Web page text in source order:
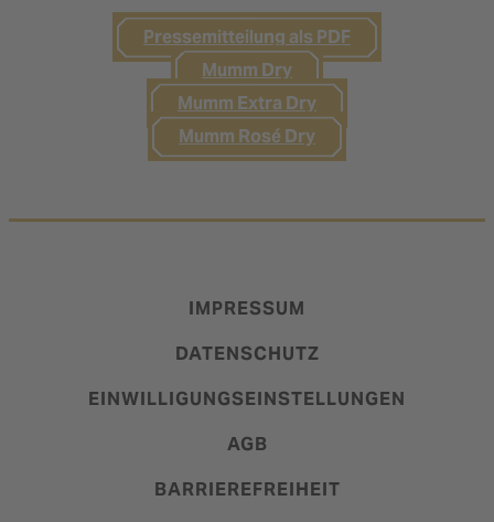
Pressemitteilung als PDF
Mumm Dry
Mumm Extra Dry
Mumm Rosé Dry
IMPRESSUM
DATENSCHUTZ
EINWILLIGUNGSEINSTELLUNGEN
AGB
BARRIEREFREIHEIT